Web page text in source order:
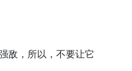
敌，所以，不要让它